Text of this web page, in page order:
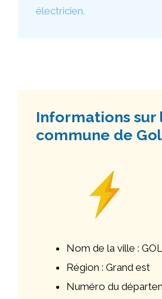
électricien.
Informations sur
commune de
Nom de la ville :
Région : Grand est
Numéro du